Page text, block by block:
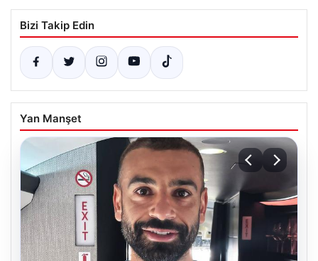
Bizi Takip Edin
Yan Manşet